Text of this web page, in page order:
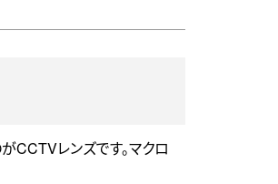
CCTVレンズです。マクロ